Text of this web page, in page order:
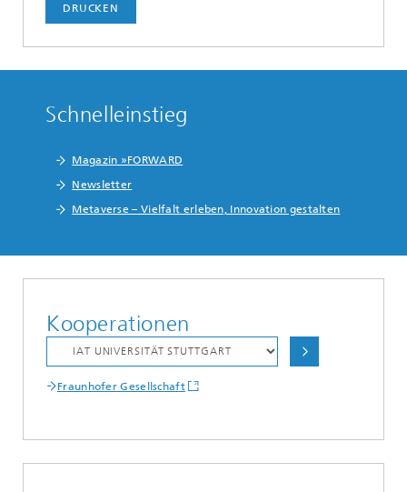
DRUCKEN
Schnelleinstieg
Magazin »FORWARD
Newsletter
Metaverse – Vielfalt erleben, Innovation gestalten
Kooperationen
Fraunhofer Gesellschaft